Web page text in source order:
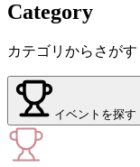
Category
カテゴリからさがす
イベント を探す